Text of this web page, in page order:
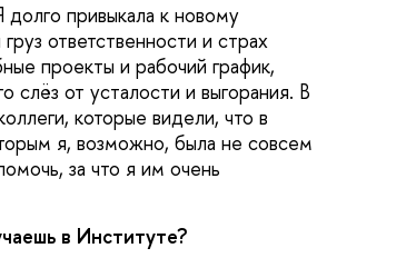
привыкала к новому
ответственности и страх
проекты и рабочий график,
от усталости и выгорания. В
которые видели, что в
я, возможно, была не совсем
за что я им очень
в Институте?